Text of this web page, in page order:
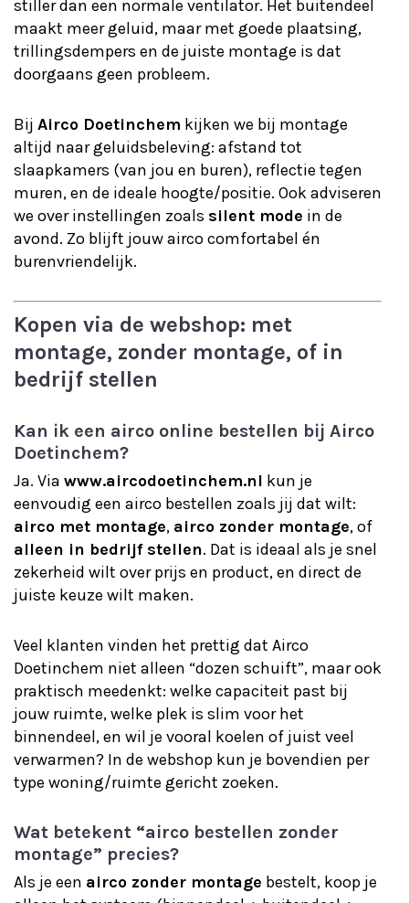
stiller dan een normale ventilator. Het buitendeel
maakt meer geluid, maar met goede plaatsing,
trillingsdempers en de juiste montage is dat
doorgaans geen probleem.
Bij Airco Doetinchem kijken we bij montage
altijd naar geluidsbeleving: afstand tot
slaapkamers (van jou en buren), reflectie tegen
muren, en de ideale hoogte/positie. Ook adviseren
we over instellingen zoals silent mode in de
avond. Zo blijft jouw airco comfortabel én
burenvriendelijk.
Kopen via de webshop: met
montage, zonder montage, of in
bedrijf stellen
Kan ik een airco online bestellen bij Airco
Doetinchem?
Ja. Via www.aircodoetinchem.nl kun je
eenvoudig een airco bestellen zoals jij dat wilt:
airco met montage, airco zonder montage, of
alleen in bedrijf stellen. Dat is ideaal als je snel
zekerheid wilt over prijs en product, en direct de
juiste keuze wilt maken.
Veel klanten vinden het prettig dat Airco
Doetinchem niet alleen “dozen schuift”, maar ook
praktisch meedenkt: welke capaciteit past bij
jouw ruimte, welke plek is slim voor het
binnendeel, en wil je vooral koelen of juist veel
verwarmen? In de webshop kun je bovendien per
type woning/ruimte gericht zoeken.
Wat betekent “airco bestellen zonder
montage” precies?
Als je een airco zonder montage bestelt, koop je